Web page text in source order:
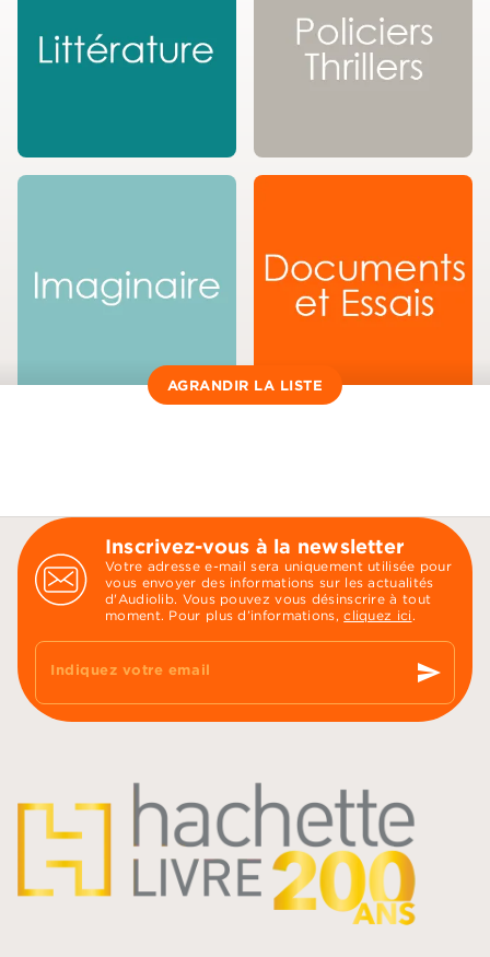
AGRANDIR LA LISTE
Inscrivez-vous à la newsletter
Votre adresse e-mail sera uniquement utilisée pour
vous envoyer des informations sur les actualités
d'Audiolib. Vous pouvez vous désinscrire à tout
moment. Pour plus d’informations,cliquez ici .
Indiquez votre email send